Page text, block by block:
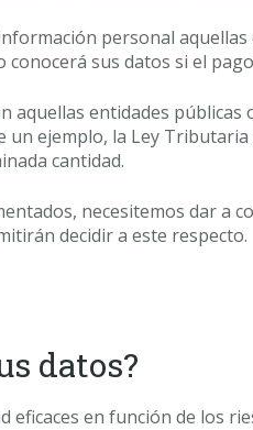
personal
sus datos si el
entidades
un ejemplo, la Ley
cantidad.
necesitemos dar
decidir a este respecto.
datos?
eficaces en función de los